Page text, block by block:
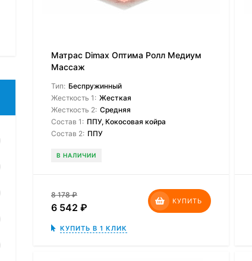
Матрас Dimax Оптима Ролл Медиум
Массаж
Тип: Беспружинный
Жесткость 1: Жесткая
Жесткость 2: Средняя
Состав 1: ППУ, Кокосовая койра
Состав 2: ППУ
В НАЛИЧИИ
8 178₽
6 542 ₽
КУПИТЬ
КУПИТЬ В 1 КЛИК